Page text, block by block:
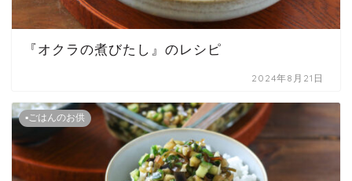
『オクラの煮びたし』のレシピ
2024年8月21日
▪ごはんのお供